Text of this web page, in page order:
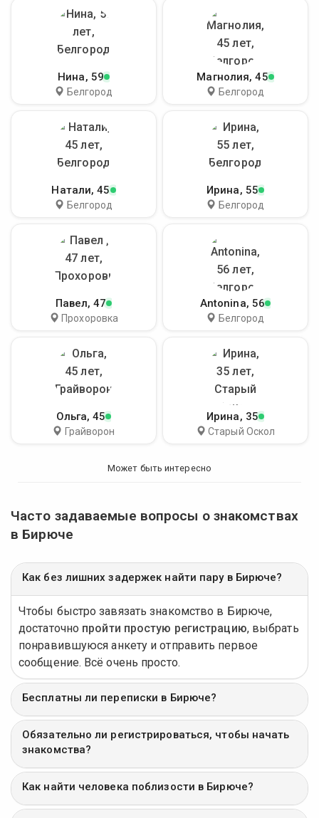
Нина, 59
Белгород
Магнолия, 45
Белгород
Натали, 45
Белгород
Ирина, 55
Белгород
Павел, 47
Прохоровка
Antonina, 56
Белгород
Ольга, 45
Грайворон
Ирина, 35
Старый Оскол
Может быть интересно
Часто задаваемые вопросы о знакомствах
в Бирюче
Как без лишних задержек найти пару в Бирюче?
Чтобы быстро завязать знакомство в Бирюче,
достаточно пройти простую регистрацию, выбрать
понравившуюся анкету и отправить первое
сообщение. Всё очень просто.
Бесплатны ли переписки в Бирюче?
Обязательно ли регистрироваться, чтобы начать
знакомства?
Как найти человека поблизости в Бирюче?